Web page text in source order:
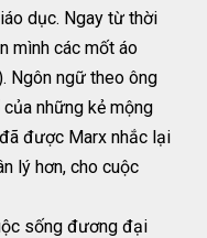
dục. Ngay từ thời
mình các mốt áo
Ngôn ngữ theo ông
những kẻ mộng
được Marx nhắc lại
lý hơn, cho cuộc
sống đương đại